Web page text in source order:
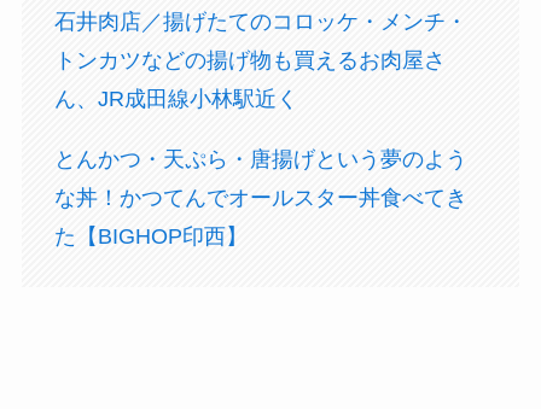
石井肉店／揚げたてのコロッケ・メンチ・
トンカツなどの揚げ物も買えるお肉屋さ
ん、JR成田線小林駅近く
とんかつ・天ぷら・唐揚げという夢のよう
な丼！かつてんでオールスター丼食べてき
た【BIGHOP印西】